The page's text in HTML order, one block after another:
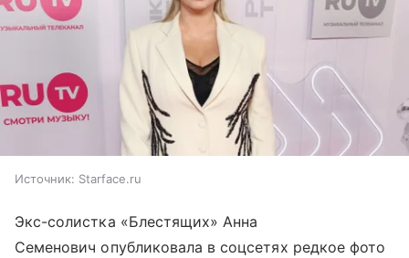
Источник: Starface.ru
Экс-солистка «Блестящих» Анна
Семенович опубликовала в соцсетях редкое фото